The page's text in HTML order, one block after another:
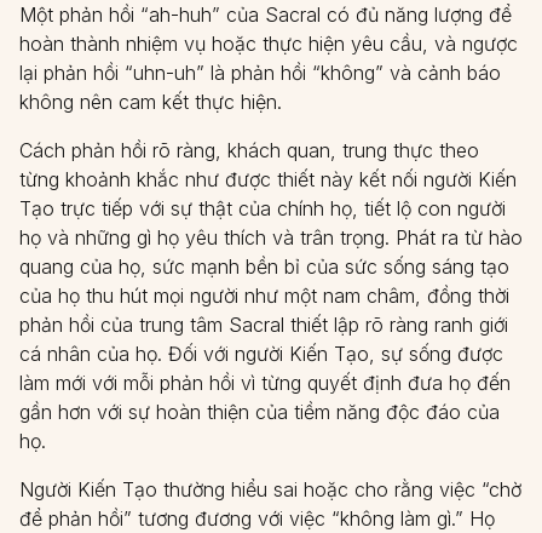
Một phản hồi “ah-huh” của Sacral có đủ năng lượng để
hoàn thành nhiệm vụ hoặc thực hiện yêu cầu, và ngược
lại phản hồi “uhn-uh” là phản hồi “không” và cảnh báo
không nên cam kết thực hiện.
Cách phản hồi rõ ràng, khách quan, trung thực theo
từng khoảnh khắc như được thiết này kết nối người Kiến
Tạo trực tiếp với sự thật của chính họ, tiết lộ con người
họ và những gì họ yêu thích và trân trọng. Phát ra từ hào
quang của họ, sức mạnh bền bỉ của sức sống sáng tạo
của họ thu hút mọi người như một nam châm, đồng thời
phản hồi của trung tâm Sacral thiết lập rõ ràng ranh giới
cá nhân của họ. Đối với người Kiến Tạo, sự sống được
làm mới với mỗi phản hồi vì từng quyết định đưa họ đến
gần hơn với sự hoàn thiện của tiềm năng độc đáo của
họ.
Người Kiến Tạo thường hiểu sai hoặc cho rằng việc “chờ
để phản hồi” tương đương với việc “không làm gì.” Họ